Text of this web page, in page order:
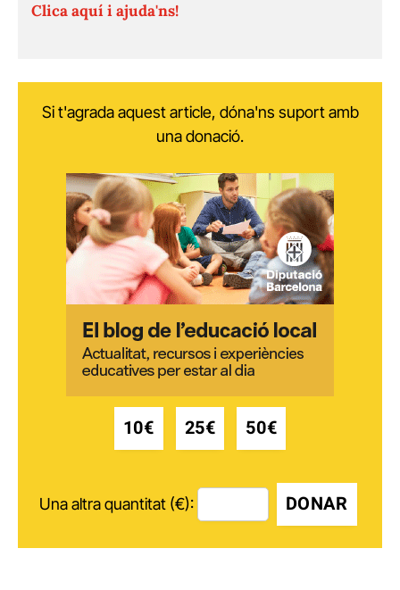
Clica aquí i ajuda'ns!
Si t'agrada aquest article, dóna'ns suport amb
una donació.
10€ 25€ 50€
Una altra quantitat (€): DONAR